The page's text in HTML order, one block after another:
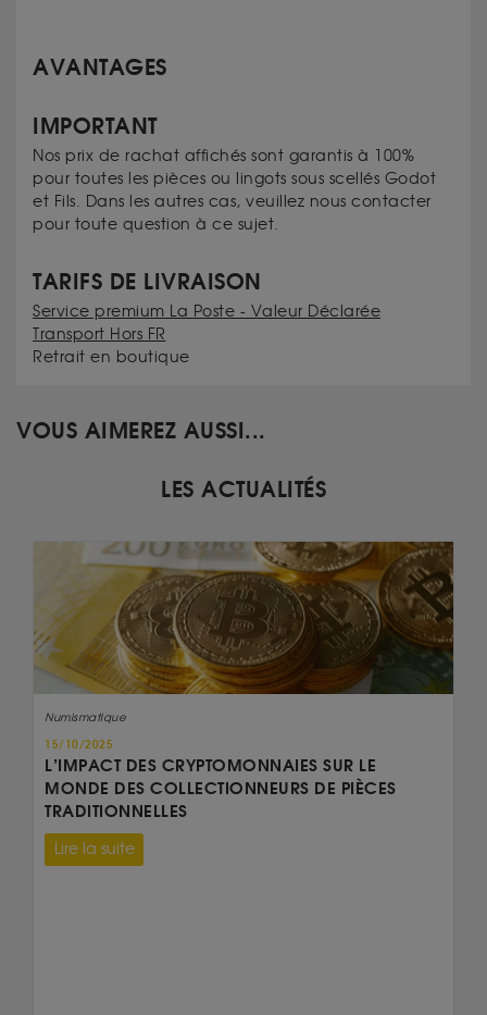
AVANTAGES
IMPORTANT
Nos prix de rachat affichés sont garantis à 100%
pour toutes les pièces ou lingots sous scellés Godot
et Fils. Dans les autres cas, veuillez nous contacter
pour toute question à ce sujet.
TARIFS DE LIVRAISON
Service premium La Poste - Valeur Déclarée
Transport Hors FR
Retrait en boutique
VOUS AIMEREZ AUSSI...
LES ACTUALITÉS
Numismatique
15/10/2025
L’IMPACT DES CRYPTOMONNAIES SUR LE
MONDE DES COLLECTIONNEURS DE PIÈCES
TRADITIONNELLES
Lire la suite